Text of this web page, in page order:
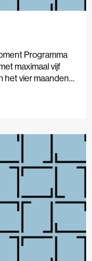
Programma
maximaal vijf
het vier maanden
nieuwe